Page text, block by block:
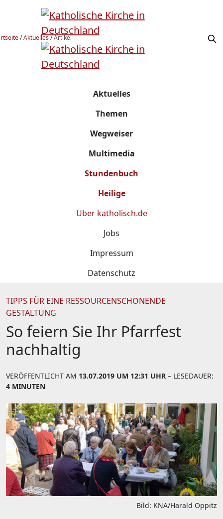
/Aktuelles/Artikel
Aktuelles
Themen
Wegweiser
Multimedia
Stundenbuch
Heilige
Über katholisch.de
Jobs
Impressum
Datenschutz
TIPPS FÜR EINE RESSOURCENSCHONENDE
GESTALTUNG
So feiern Sie Ihr Pfarrfest
nachhaltig
VERÖFFENTLICHT AM 13.07.2019 UM 12:31 UHR – LESEDAUER:
4 MINUTEN
Bild: KNA/Harald Oppitz